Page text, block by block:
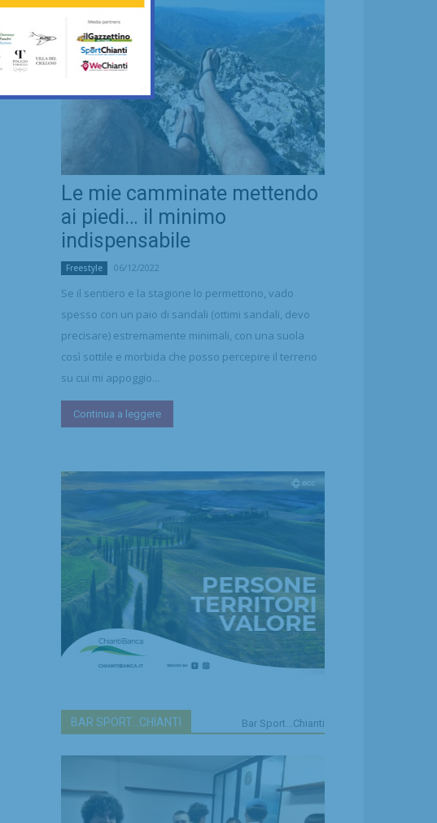
Le mie camminate mettendo
ai piedi… il minimo
indispensabile
Freestyle 06/12/2022
Se il sentiero e la stagione lo permettono, vado
spesso con un paio di sandali (ottimi sandali, devo
precisare) estremamente minimali, con una suola
così sottile e morbida che posso percepire il terreno
su cui mi appoggio...
Continua a leggere
BAR SPORT...CHIANTI Bar Sport...Chianti